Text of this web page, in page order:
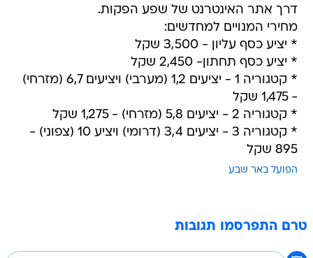
דרך אתר האינטרנט של שפע הפקות.
מחירי המנויים למחדשים:
* יציע כסף עליון - 3,500 שקל
* יציע כסף תחתון- 2,450 שקל
* קטגוריה 1 - יציעים 1,2 (מערבי) ויציעים 6,7 (מזרחי)
- 1,475 שקל
* קטגוריה 2 - יציעים 5,8 (מזרחי) - 1,275 שקל
* קטגוריה 3 - יציעים 3,4 (דרומי) ויציע 10 (צפוני) -
895 שקל
הפועל באר שבע
טרם התפרסמו תגובות